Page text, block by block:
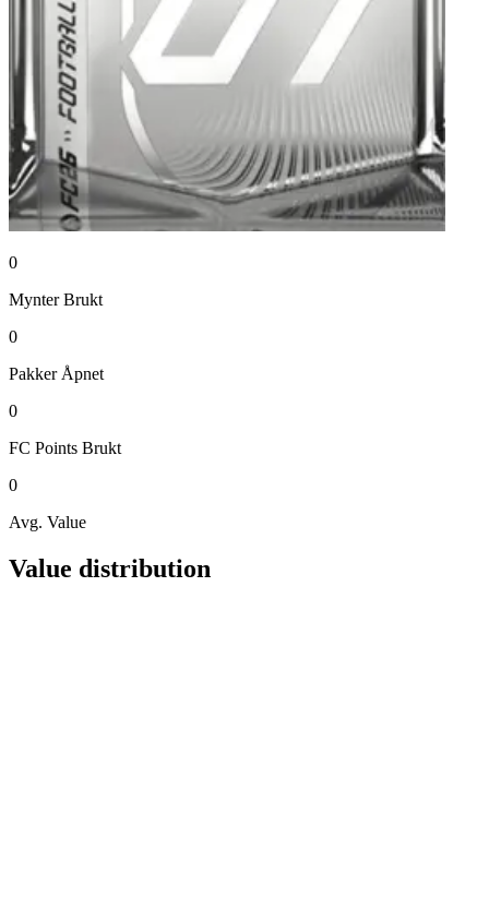
0
Mynter Brukt
0
Pakker Åpnet
0
FC Points Brukt
0
Avg. Value
Value distribution